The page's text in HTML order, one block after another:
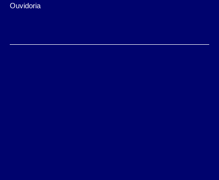
Ouvidoria